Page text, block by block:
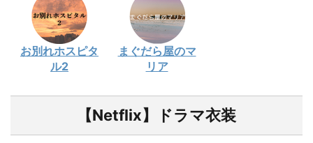
お別れホスピタ
ル2
まぐだら屋のマ
リア
【Netflix】ドラマ衣装